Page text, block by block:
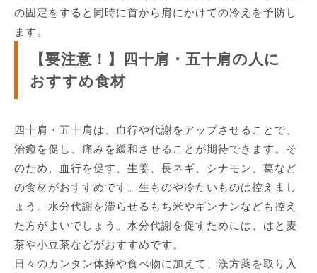
の固定をすると同時に首から肩にかけての冷えを予防し
ます。
【要注意！】四十肩・五十肩の人に
おすすめ食材
四十肩・五十肩は、血行や代謝をアップさせることで、
治癒を促し、痛みを緩和させることが期待できます。そ
のため、血行を促す、生姜、長ネギ、シナモン、葛など
の食材がおすすめです。生ものや冷たいものは控えまし
ょう。水分代謝を滞らせるもち米やギンナンなども控え
た方がよいでしょう。水分代謝を促すためには、はと麦
茶や小豆茶などがおすすめです。
日々のカンタン体操や食べ物に加えて、漢方薬を取り入